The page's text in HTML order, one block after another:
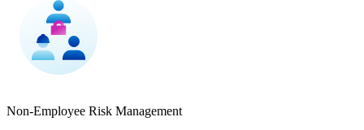
Non-Employee Risk Management